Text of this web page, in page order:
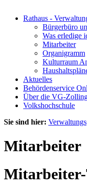
Rathaus -
Bürgerbüro
Was erledige
Mitarbeiter
Organigramm
Kulturraum
Aktuelles
Behördenservice
Über die VG-
Volkshochschule
Sie sind hier:
Mitarbeiter